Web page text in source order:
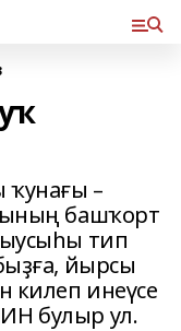
–
башҡорт
тип
йырсы
килеп инеүсе
булыр ул.